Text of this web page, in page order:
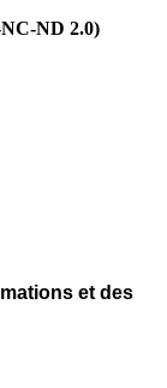
ND 2.0)
et des